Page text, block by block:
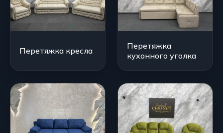
Перетяжка кресла
Перетяжка
кухонного уголка